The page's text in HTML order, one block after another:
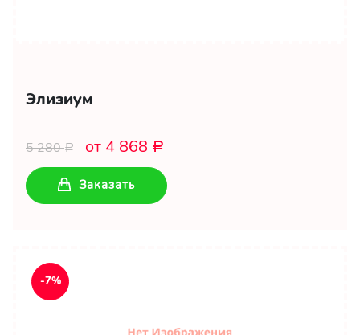
Элизиум
5 280Р от 4 868 Р
Заказать
-7%